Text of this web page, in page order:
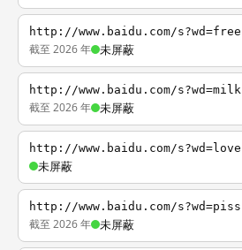
http://www.baidu.com/s?wd=free
截至 2026 年 未屏蔽
http://www.baidu.com/s?wd=milk
截至 2026 年 未屏蔽
http://www.baidu.com/s?wd=love
未屏蔽
http://www.baidu.com/s?wd=piss
截至 2026 年 未屏蔽